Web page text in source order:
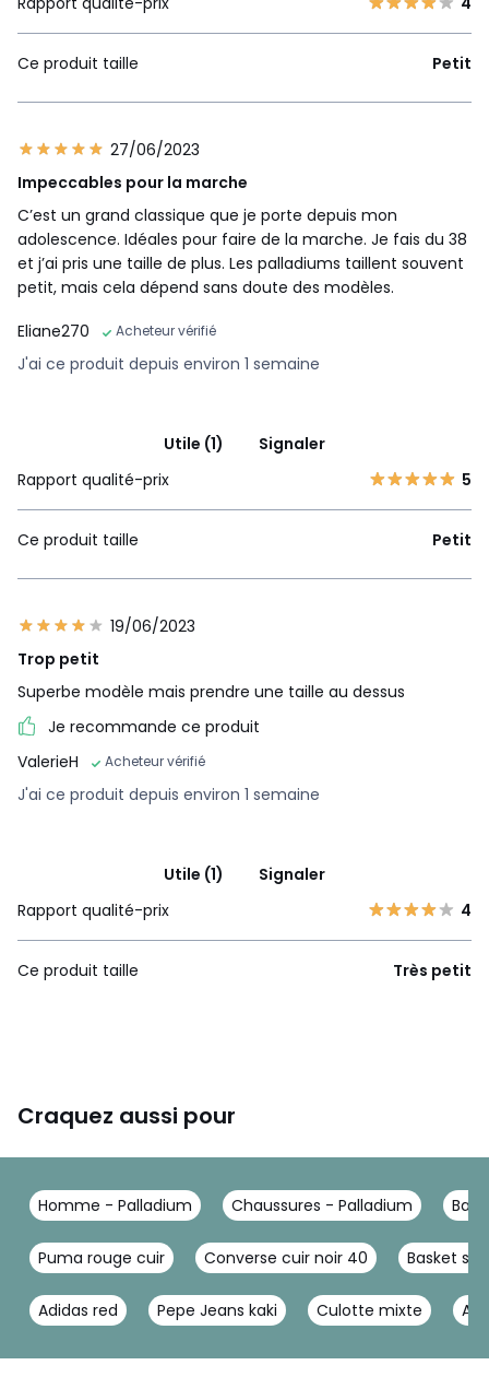
Ce produit taille Petit
27/06/2023
Impeccables pour la marche
C’est un grand classique que je porte depuis mon
adolescence. Idéales pour faire de la marche. Je fais du 38
et j’ai pris une taille de plus. Les palladiums taillent souvent
petit, mais cela dépend sans doute des modèles.
Eliane270
Acheteur vérifié
J'ai ce produit depuis environ 1 semaine
Utile (1)
Signaler
Rapport qualité-prix
5
Ce produit taille Petit
19/06/2023
Trop petit
Superbe modèle mais prendre une taille au dessus
Je recommande ce produit
ValerieH
Acheteur vérifié
J'ai ce produit depuis environ 1 semaine
Utile (1)
Signaler
Rapport qualité-prix
4
Ce produit taille Très petit
Craquez aussi pour
Homme - Palladium Chaussures - Palladium
Puma rouge cuir Converse cuir noir 40 Basket
Adidas red Pepe Jeans kaki Culotte mixte